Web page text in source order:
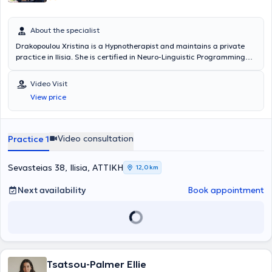
About the specialist
Drakopoulou Xristina is a Hypnotherapist and maintains a private
practice in Ilisia. She is certified in Neuro-Linguistic Programming
the USA. Additionally, she is certified in Hypnotherapy and Clinical
Hypnosis, having completed studies in the United Kingdom and the
USA, respectively. She has experience in educating children and
adults, organizing projects, conferences, and groups, and has
specializes in addressing contemporary life issues. Sessions are
conducted in both Greek and English.
Video Visit
View price
Practice 1 Video consultation
Sevasteias 38, Ilisia, ΑΤΤΙΚΗ 12,0 km
Next availability Book appointment
Tsatsou-Palmer Ellie